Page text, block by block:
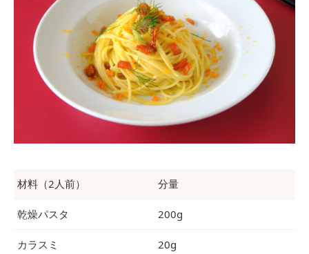
材料（2人前） 分量
乾燥パスタ 200g
カラスミ 20g